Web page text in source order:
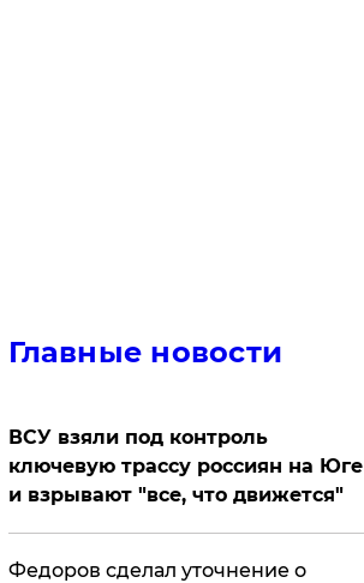
Главные новости
ВСУ взяли под контроль
ключевую трассу россиян на Юге
и взрывают "все, что движется"
Федоров сделал уточнение о